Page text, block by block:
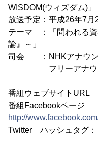
WISDOM(ウィズダム)」
放送予定：平成26年7
テーマ ：「問われる資
論』～」
司会 ：NHKアナウ
フリーアナウン
番組ウェブサイトURL
番組Facebookページ
http://
Twitter ハッシュタグ：